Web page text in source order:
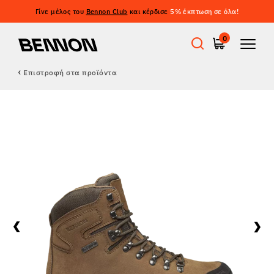
Γίνε μέλος του Bennon Club και κέρδισε 5% έκπτωση σε όλα!
0
Outdoor
Casual παπούτσια
Επιστροφή στα προϊόντα